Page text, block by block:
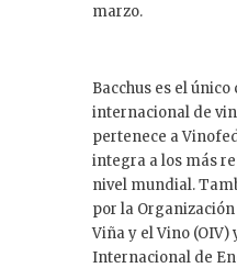
marzo.
Bacchus es el único
internacional de
pertenece a
integra a los más
nivel mundial.
por la
Viña y el Vino (OIV)
Internacional de